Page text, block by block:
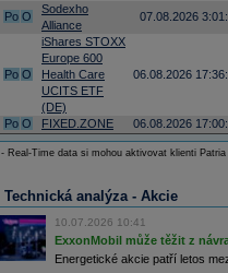
Po O
Sodexho
Alliance
07.08.2026
Po O
iShares STOXX
Europe 600
Health Care
UCITS ETF
(DE)
06.08.2026
Po O FIXED.ZONE 06.08.2026
- Real-Time data si mohou aktivovat klienti
Technická analýza - Akcie
10.07.2026 10:41
ExxonMobil může těžit z
Energetické akcie patří letos